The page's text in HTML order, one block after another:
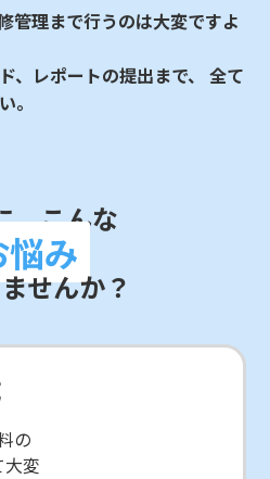
管理まで行うのは大変ですよ
、レポートの提出まで、 全て
。
、こんな
悩み
せんか？
の
変